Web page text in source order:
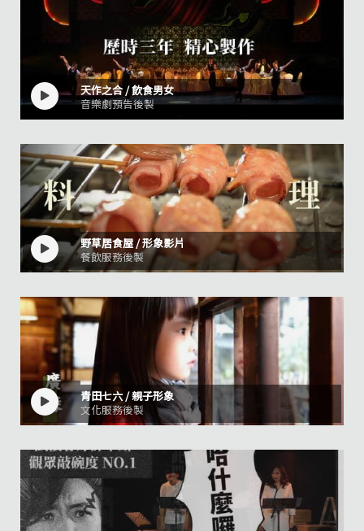
天作之合 / 飲食男女
音樂劇預告後製
野草居食屋 / 形象影片
餐飲服務後製
青田七六 / 親子形象
文化服務後製